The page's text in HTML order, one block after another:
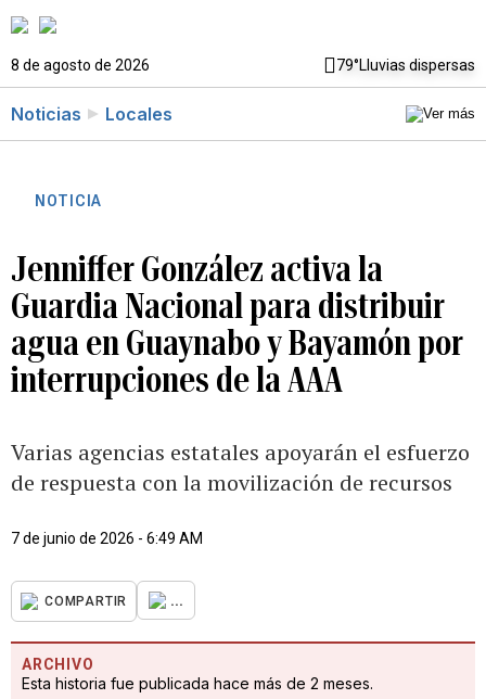
8 de agosto de 2026 79°Lluvias dispersas
Noticias Locales
NOTICIA
Jenniffer González activa la
Guardia Nacional para distribuir
agua en Guaynabo y Bayamón por
interrupciones de la AAA
Varias agencias estatales apoyarán el esfuerzo
de respuesta con la movilización de recursos
7 de junio de 2026 - 6:49 AM
COMPARTIR ...
ARCHIVO
Esta historia fue publicada hace más de 2 meses.